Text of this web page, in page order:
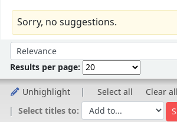
Sorry, no suggestions.
Sort by:
Results per page:
Unhighlight Select all
Clear all
Select titles to: